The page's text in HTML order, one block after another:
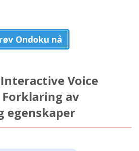
Ondoku nå
Voice
Forklaring av
egenskaper